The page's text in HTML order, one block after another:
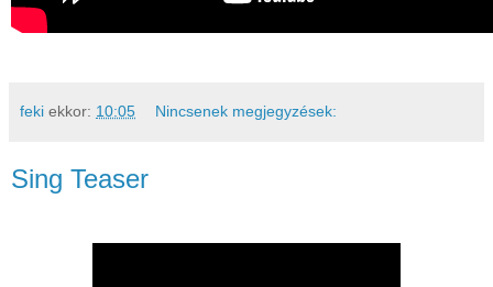
feki ekkor: 10:05 Nincsenek megjegyzések:
Sing Teaser